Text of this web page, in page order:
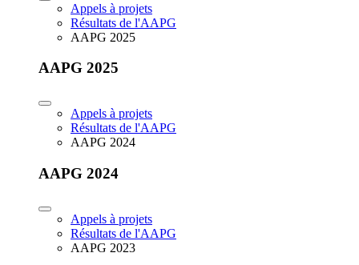
Appels à projets
Résultats de l'AAPG
AAPG 2025
AAPG 2025
Appels à projets
Résultats de l'AAPG
AAPG 2024
AAPG 2024
Appels à projets
Résultats de l'AAPG
AAPG 2023